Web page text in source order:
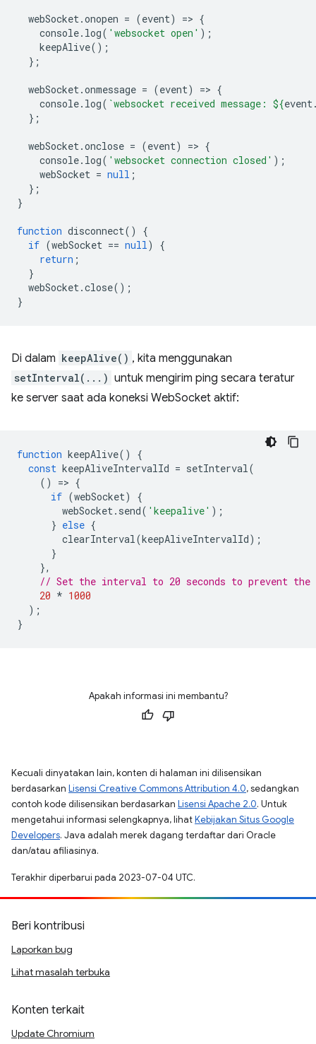
webSocket.onopen = (event) => {
console. log( 'websocket open' );
keepAlive();
};
webSocket.onmessage = (event) => {
console. log( `websocket received message: ${event
};
webSocket.onclose = (event) => {
console. log( 'websocket connection closed' );
webSocket = null ;
};
}
function disconnect()
{
if (webSocket == null)
{
return ;
}
webSocket.close();
}
Di dalam keepAlive() , kita menggunakan
setInterval(...) untuk mengirim ping secara teratur
ke server saat ada koneksi WebSocket aktif:
function keepAlive()
{
const keepAliveIntervalId = setInterval(
()
=> {
if (webSocket)
{
webSocket. send( 'keepalive' );
} else {
clearInterval(keepAliveIntervalId);
}
},
// Set the interval to 20 seconds to prevent the
20 * 1000
);
}
Apakah informasi ini membantu?
Kecuali dinyatakan lain, konten di halaman ini dilisensikan
berdasarkan Lisensi Creative Commons Attribution 4.0, sedangkan
contoh kode dilisensikan berdasarkan Lisensi Apache 2.0. Untuk
mengetahui informasi selengkapnya, lihatKebijakan Situs Google
Developers. Java adalah merek dagang terdaftar dari Oracle
dan/atau afiliasinya.
Terakhir diperbarui pada 2023-07-04 UTC.
Beri kontribusi
Laporkan bug
Lihat masalah terbuka
Konten terkait
Update Chromium